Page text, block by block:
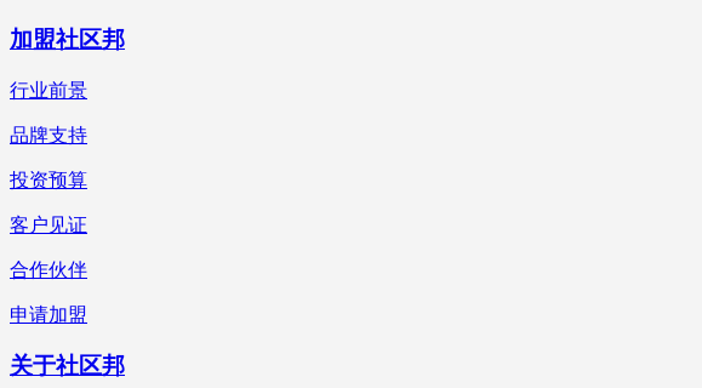
加盟社区邦
行业前景
品牌支持
投资预算
客户见证
合作伙伴
申请加盟
关于社区邦